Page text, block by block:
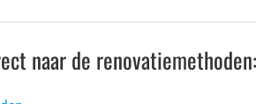
naar de renovatiemethoden: